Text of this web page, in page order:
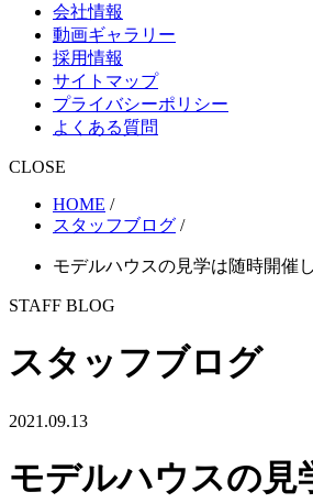
会社情報
動画ギャラリー
採用情報
サイトマップ
プライバシーポリシー
よくある質問
CLOSE
HOME /
スタッフブログ /
モデルハウスの見学は随時開催
STAFF BLOG
スタッフブログ
2021.09.13
モデルハウスの見